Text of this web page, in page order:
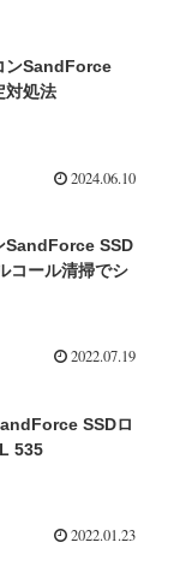
ンSandForce
対処法
2024.06.10
SandForce SSD
コール清掃でシ
2022.07.19
SSDロ
535
2022.01.23